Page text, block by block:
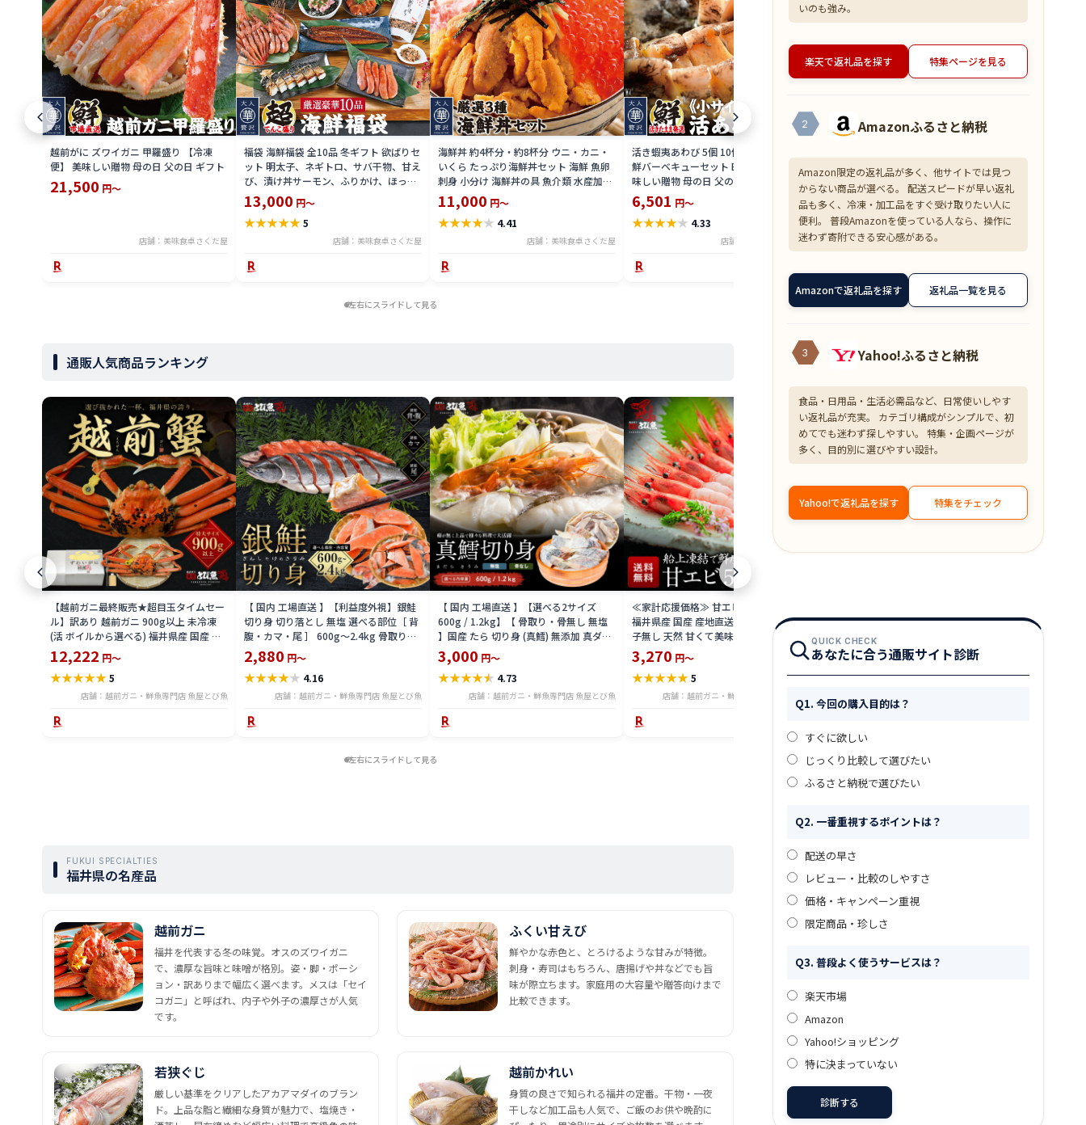
越前がに ズワイガニ 甲羅盛り 【冷凍
便】 美味しい贈物 母の日 父の日 ギフト
21,500 円～
店舗：美味食卓さくだ屋
福袋 海鮮福袋 全10品 冬ギフト 欲ばりセ
ット 明太子、ネギトロ、サバ干物、甘え
び、漬け丼サーモン、ふりかけ、ほっけ
干物、焼き鯖寿司、おつまみタコ、うな
ぎ蒲焼き お取り寄せ 【冷凍便】 美味し
い贈物
13,000 円～
★★★★★5
店舗：美味食卓さくだ屋
海鮮丼 約4杯分・約8杯分 ウニ・カニ・
いくら たっぷり海鮮丼セット 海鮮 魚卵
刺身 小分け 海鮮丼の具 魚介類 水産加工
品【冷凍便】美味しい贈物 母の日 父の
日 ギフト
11,000 円～
★★★★★ 4.41
店舗：美味食卓さくだ屋
活き蝦夷あわび 5個 10個 ミニサイズ 海
鮮バーベキューセット BBQ【冷蔵便】美
味しい贈物 母の日 父の日 ギフト
6,501 円～
★★★★★ 4.33
店舗：美味食卓さくだ屋
おまかせ 製造元直売 アウトレット干物
乾燥【冷凍便】 美味しい贈物 母の日 父
の日 ギフト
3,500 円～
★★★★★4.18
店舗：美味食卓さくだ屋
左右にスライドして見る
通販人気商品ランキング
【越前ガニ最終販売★超目玉タイムセー
ル】訳あり 越前ガニ 900g以上 未冷凍
(活 ボイルから選べる) 福井県産 国産 産
地直送 脚折れ 訳ありカニ 越前がに ズワ
イガニ 越前 かに 送料無料 etz-900w
12,222 円～
★★★★★5
店舗：越前ガニ・鮮魚専門店 魚屋とび魚
【 国内 工場直送 】【利益度外視】銀鮭
切り身 切り落とし 無塩 選べる部位［ 背
腹・カマ・尾 ］ 600g〜2.4kg 骨取り・
骨無し 骨あり 切り落とし 骨取り・骨無
し 切身 ses2301-12ka
2,880 円～
★★★★★ 4.16
店舗：越前ガニ・鮮魚専門店 魚屋とび魚
【 国内 工場直送 】【選べる2サイズ
600g / 1.2kg】【 骨取り・骨無し 無塩
】国産 たら 切り身 (真鱈) 無添加 真ダラ
骨抜き 鍋 フライ ホイル焼き 送料無料
tar2306-12ka
3,000 円～
★★★★★ 4.73
店舗：越前ガニ・鮮魚専門店 魚屋とび魚
≪家計応援価格≫ 甘エビ 500g 約50尾
福井県産 国産 産地直送 大容量 業務用
子無し 天然 甘くて美味しい あまえび ア
マエビ お刺身 お寿司 バーベキュー 船上
凍結 送料無料 amaebis
3,270 円～
★★★★★5
店舗：越前ガニ・鮮魚専門店 魚屋とび魚
(解凍後800g) 蟹 かに 冷凍 訳あり 送料無
料 zkani2410
6,999円～
★★★★★4.33
花こえび 国産
アミエビ オ
★
左右にスライドして見る
FUKUI SPECIALTIES
福井県の名産品
越前ガニ
福井を代表する冬の味覚。オスのズワイガニ
で、濃厚な旨味と味噌が格別。姿・脚・ポーシ
ョン・訳ありまで幅広く選べます。メスは「セイ
コガニ」と呼ばれ、内子や外子の濃厚さが人気
です。
ふくい甘えび
鮮やかな赤色と、とろけるような甘みが特徴。
刺身・寿司はもちろん、唐揚げや丼などでも旨
味が際立ちます。家庭用の大容量や贈答向けまで
比較できます。
若狭ぐじ
厳しい基準をクリアしたアカアマダイのブラン
ド。上品な脂と繊細な身質が魅力で、塩焼き・
越前かれい
身質の良さで知られる福井の定番。干物・一夜
干しなど加工品も人気で、ご飯のお供や晩酌に
いのも強み。
楽天で返礼品を探す 特集ページを見る
2 Amazonふるさと納税
Amazon限定の返礼品が多く、他サイトでは見つ
からない商品が選べる。 配送スピードが早い返礼
品も多く、冷凍・加工品をすぐ受け取りたい人に
便利。 普段Amazonを使っている人なら、操作に
迷わず寄附できる安心感がある。
Amazonで返礼品を探す 返礼品一覧を見る
3 Yahoo!ふるさと納税
食品・日用品・生活必需品など、日常使いしやす
い返礼品が充実。 カテゴリ構成がシンプルで、初
めてでも迷わず探しやすい。 特集・企画ページが
多く、目的別に選びやすい設計。
Yahoo!で返礼品を探す 特集をチェック
QUICK CHECK
あなたに合う通販サイト診断
Q1. 今回の購入目的は？
すぐに欲しい
じっくり比較して選びたい
ふるさと納税で選びたい
Q2. 一番重視するポイントは？
配送の早さ
レビュー・比較のしやすさ
価格・キャンペーン重視
限定商品・珍しさ
Q3. 普段よく使うサービスは？
楽天市場
Amazon
Yahoo!ショッピング
特に決まっていない
診断する